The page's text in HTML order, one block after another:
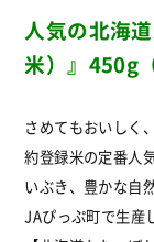
人気の北海
米）』450g
さめてもおいしく
約登録米の定番人
いぶき、豊かな自
JAぴっぷ町で生産